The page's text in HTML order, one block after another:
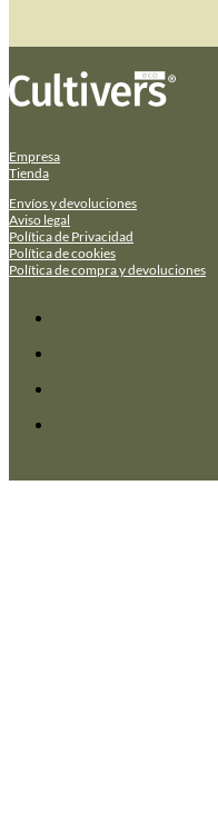
Empresa
Tienda
Envíos y devoluciones
Aviso legal
Política de Privacidad
Política de cookies
Política de compra y devoluciones